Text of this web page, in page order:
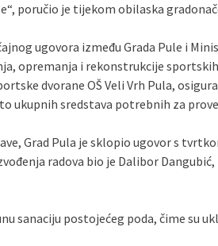
poručio je tijekom obilaska
ugovora između Grada Pule i
opremanja i rekonstrukcije
dvorane OŠ Veli Vrh Pula,
ukupnih sredstava potrebnih za
Grad Pula je sklopio ugovor s
radova bio je Dalibor
sanaciju postojećeg poda, čime su